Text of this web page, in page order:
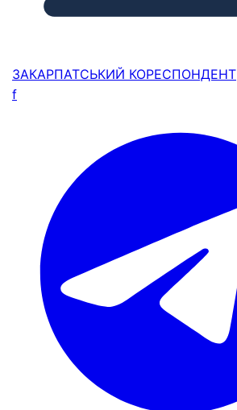
ЗАКАРПАТСЬКИЙ КОРЕСПОНДЕНТ
f